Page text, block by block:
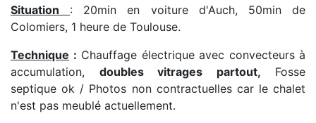
Situation
: 20min en voiture d'Auch, 50min de
Colomiers, 1 heure de Toulouse.
Technique : Chauffage électrique avec convecteurs à
accumulation, doubles vitrages partout, Fosse
septique ok / Photos non contractuelles car le chalet
n'est pas meublé actuellement.